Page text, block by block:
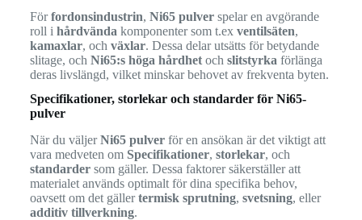
Förfordonsindustrin, Ni65 pulverspelar en avgörande
roll i hårdvända komponenter som t.ex ventilsäten,
kamaxlar, och växlar. Dessa delar utsätts för betydande
slitage, och Ni65:s höga hårdhetoch slitstyrka förlänga
deras livslängd, vilket minskar behovet av frekventa byten.
Specifikationer, storlekar och standarder för Ni65-
pulver
När du väljerNi65 pulverför en ansökan är det viktigt att
vara medveten om Specifikationer, storlekar, och
standardersom gäller. Dessa faktorer säkerställer att
materialet används optimalt för dina specifika behov,
oavsett om det gällertermisk sprutning, svetsning, eller
additiv tillverkning.